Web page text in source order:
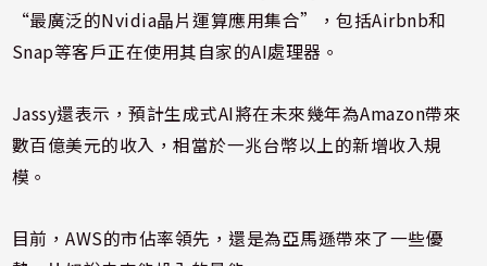
“最廣泛的Nvidia晶片運算應用集合”，包括Airbnb和
Snap等客戶正在使用其自家的AI處理器。
Jassy還表示，預計生成式AI將在未來幾年為Amazon帶來
數百億美元的收入，相當於一兆台幣以上的新增收入規
模。
目前，AWS的市佔率領先，還是為亞馬遜帶來了一些優